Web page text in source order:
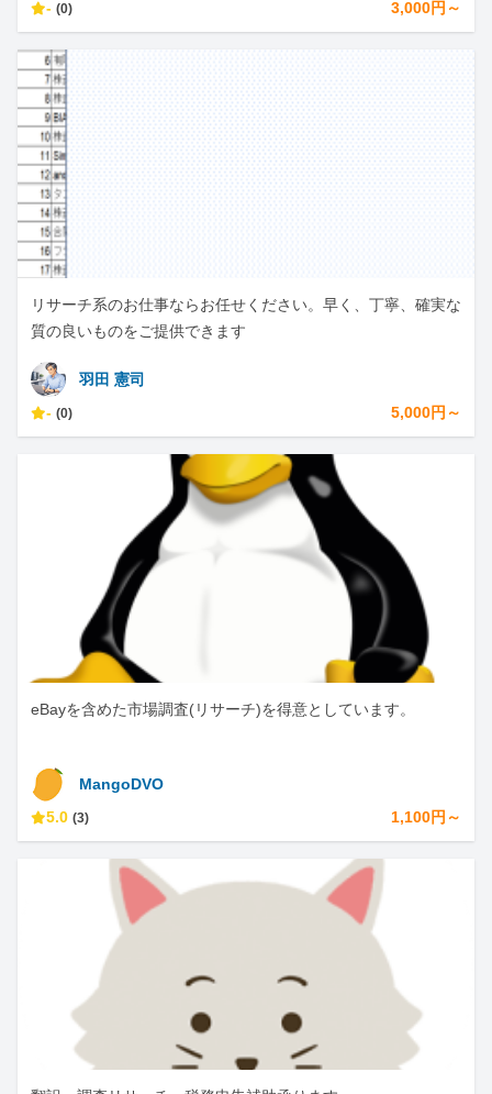
- (0) 3,000円～
リサーチ系のお仕事ならお任せください。早く、丁寧、確実な
質の良いものをご提供できます
羽田 憲司
- (0) 5,000円～
eBayを含めた市場調査(リサーチ)を得意としています。
MangoDVO
5.0 (3) 1,100円～